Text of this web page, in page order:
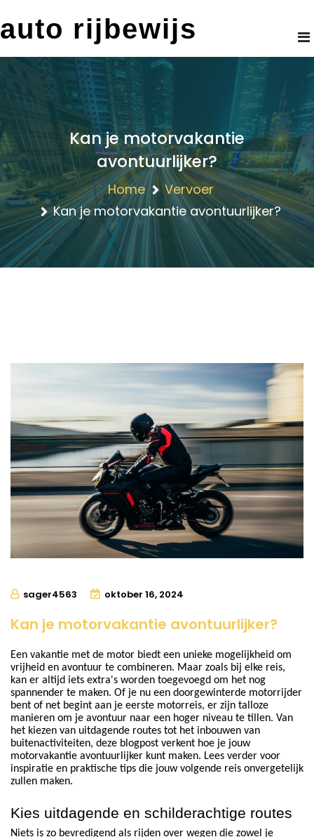
to
auto rijbewijs
Kan je motorvakantie
avontuurlijker?
Home
Vervoer
Kan je motorvakantie avontuurlijker?
sager4563 oktober 16, 2024
Kan je motorvakantie avontuurlijker?
Een vakantie met de motor biedt een unieke mogelijkheid om
vrijheid en avontuur te combineren. Maar zoals bij elke reis,
kan er altijd iets extra's worden toegevoegd om het nog
spannender te maken. Of je nu een doorgewinterde motorrijder
bent of net begint aan je eerste motorreis, er zijn talloze
manieren om je avontuur naar een hoger niveau te tillen. Van
het kiezen van uitdagende routes tot het inbouwen van
buitenactiviteiten, deze blogpost verkent hoe je jouw
motorvakantie avontuurlijker kunt maken. Lees verder voor
inspiratie en praktische tips die jouw volgende reis onvergetelijk
zullen maken.
Kies uitdagende en schilderachtige routes
Niets is zo bevredigend als rijden over wegen die zowel je